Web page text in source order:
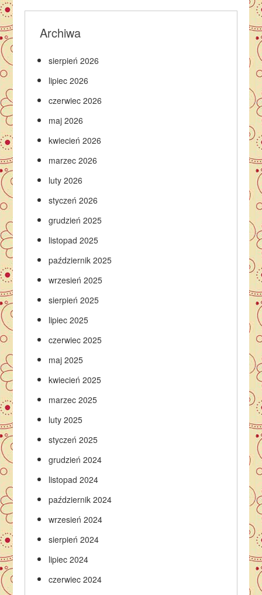
Archiwa
sierpień 2026
lipiec 2026
czerwiec 2026
maj 2026
kwiecień 2026
marzec 2026
luty 2026
styczeń 2026
grudzień 2025
listopad 2025
październik 2025
wrzesień 2025
sierpień 2025
lipiec 2025
czerwiec 2025
maj 2025
kwiecień 2025
marzec 2025
luty 2025
styczeń 2025
grudzień 2024
listopad 2024
październik 2024
wrzesień 2024
sierpień 2024
lipiec 2024
czerwiec 2024